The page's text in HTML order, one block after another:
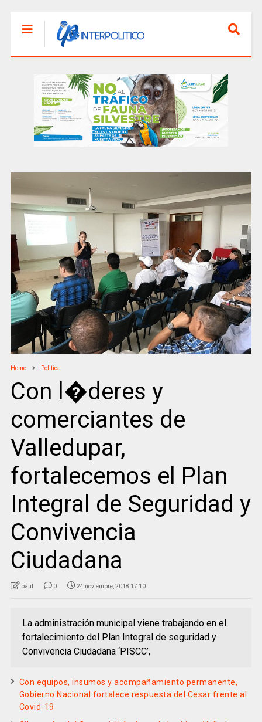
Home Politica
Con l�deres y
comerciantes de
Valledupar,
fortalecemos el Plan
Integral de Seguridad y
Convivencia
Ciudadana
paul 0 24 noviembre, 2018 17:10
La administración municipal viene trabajando en el
fortalecimiento del Plan Integral de seguridad y
Convivencia Ciudadana ‘PISCC’,
Con equipos, insumos y acompañamiento permanente,
Gobierno Nacional fortalece respuesta del Cesar frente al
Covid-19